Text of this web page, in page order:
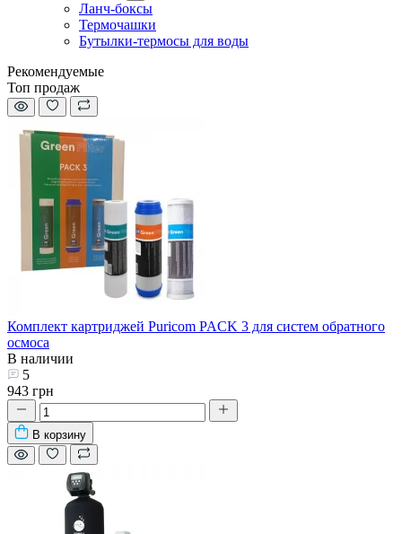
Ланч-боксы
Термочашки
Бутылки-термосы для воды
Рекомендуемые
Топ продаж
Комплект картриджей Puricom PACK 3 для систем обратного
осмоса
В наличии
5
943 грн
В корзину